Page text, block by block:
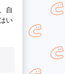
自
い